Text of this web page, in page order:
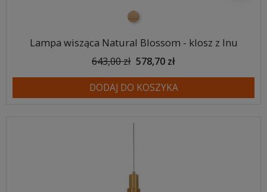
Naturalny
Lampa wisząca Natural Blossom - klosz z lnu
643,00 zł 578,70 zł
DODAJ DO KOSZYKA